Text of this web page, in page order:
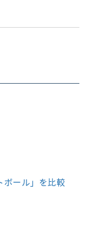
ボール」を比較